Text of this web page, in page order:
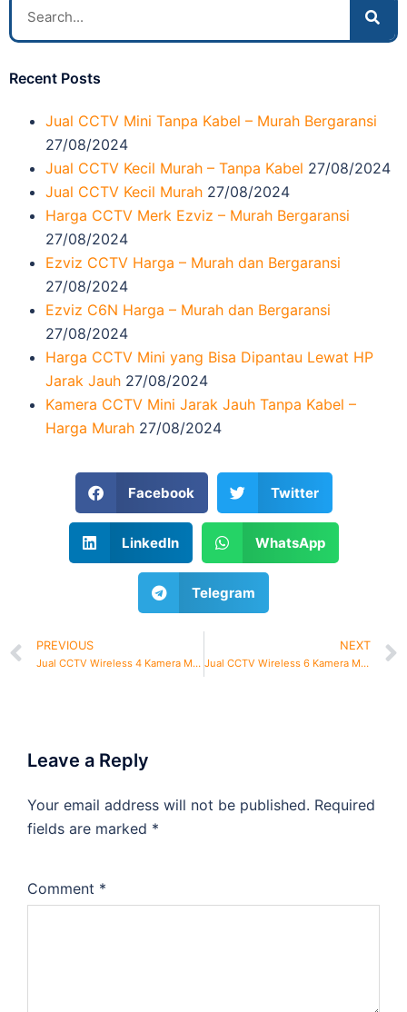
Recent Posts
Jual CCTV Mini Tanpa Kabel – Murah Bergaransi
27/08/2024
Jual CCTV Kecil Murah – Tanpa Kabel 27/08/2024
Jual CCTV Kecil Murah 27/08/2024
Harga CCTV Merk Ezviz – Murah Bergaransi
27/08/2024
Ezviz CCTV Harga – Murah dan Bergaransi
27/08/2024
Ezviz C6N Harga – Murah dan Bergaransi
27/08/2024
Harga CCTV Mini yang Bisa Dipantau Lewat HP
Jarak Jauh 27/08/2024
Kamera CCTV Mini Jarak Jauh Tanpa Kabel –
Harga Murah 27/08/2024
Facebook Twitter
LinkedIn WhatsApp
Telegram
PREVIOUS
Jual CCTV Wireless 4 Kamera Murah
NEXT
Jual CCTV Wireless 6 Kamera Murah
Leave a Reply
Your email address will not be published. Required
fields are marked *
Comment *